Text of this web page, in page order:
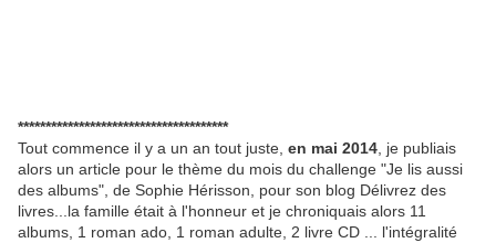
**************************************
Tout commence il y a un an tout juste, en mai 2014 , je publiais
alors un article pour le thème du mois du challenge "Je lis aussi
des albums", de Sophie Hérisson, pour son blog Délivrez des
livres...la famille était à l'honneur et je chroniquais alors 11
albums, 1 roman ado, 1 roman adulte, 2 livre CD ... l'intégralité